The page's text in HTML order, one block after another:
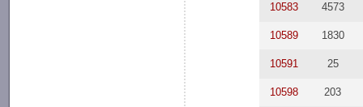
10583 4573
10589 1830
10591 25
10598 203